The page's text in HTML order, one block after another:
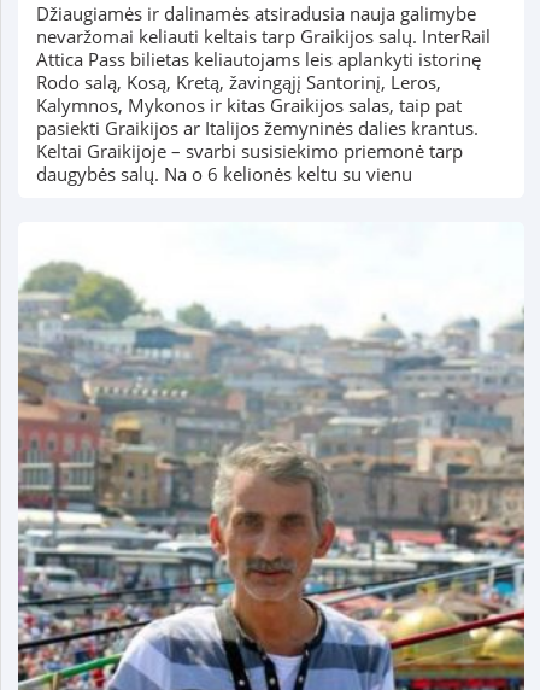
Džiaugiamės ir dalinamės atsiradusia nauja galimybe
nevaržomai keliauti keltais tarp Graikijos salų. InterRail
Attica Pass bilietas keliautojams leis aplankyti istorinę
Rodo salą, Kosą, Kretą, žavingąjį Santorinį, Leros,
Kalymnos, Mykonos ir kitas Graikijos salas, taip pat
pasiekti Graikijos ar Italijos žemyninės dalies krantus.
Keltai Graikijoje – svarbi susisiekimo priemonė tarp
daugybės salų. Na o 6 kelionės keltu su vienu